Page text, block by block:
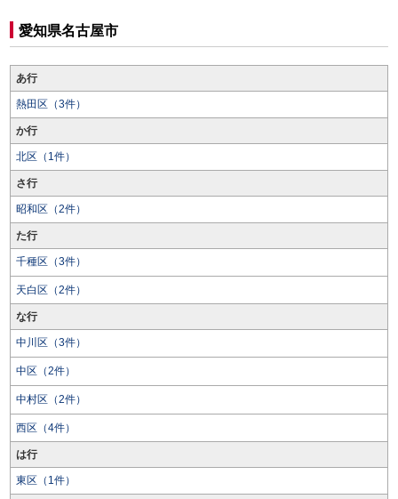
愛知県名古屋市
あ行
熱田区（3件）
か行
北区（1件）
さ行
昭和区（2件）
た行
千種区（3件）
天白区（2件）
な行
中川区（3件）
中区（2件）
中村区（2件）
西区（4件）
は行
東区（1件）